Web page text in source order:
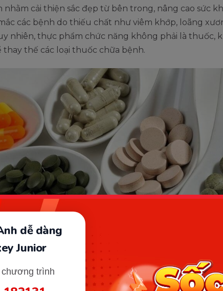
dễ dàng
Junior
trình
nhằm cải thiện sắc đẹp từ bên trong, nâng cao sức
các bệnh do thiếu chất như viêm khớp, loãng
nhiên, thực phẩm chức năng không phải là thuốc,
thay thế các loại thuốc chữa bệnh.
phẩm chức năng là gì?. (Ảnh: Sưu tầm Internet)